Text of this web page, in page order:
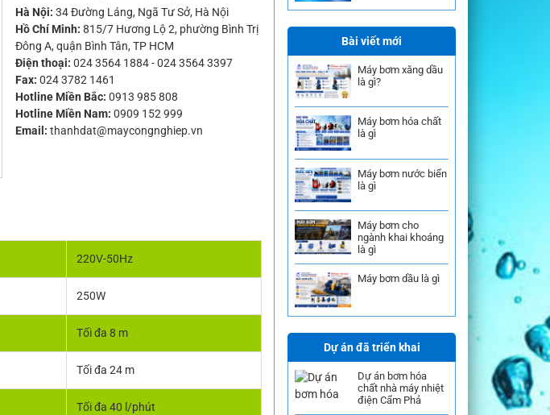
Hà Nội: 34 Đường Láng, Ngã Tư Sở, Hà Nội
Hồ Chí Minh: 815/7 Hương Lộ 2, phường Bình Trị
Đông A, quận Bình Tân, TP HCM
Điện thoại: 024 3564 1884-024 3564 3397
Fax: 024 3782 1461
Hotline Miền Bắc: 0913 985 808
Hotline Miền Nam: 0909 152 999
Email: thanhdat@maycongnghiep.vn
220V-50Hz
250W
Tối đa 8 m
Tối đa 24 m
Tối đa 40 l/phút
Bài viết mới
Máy bơm xăng dầu
là gì?
Máy bơm hóa chất
là gì
Máy bơm nước biển
là gì
Máy bơm cho
ngành khai khoáng
là gì
Máy bơm dầu là gì
Dự án đã triển khai
Dự án bơm hóa
chất nhà máy nhiệt
điện Cẩm Phả